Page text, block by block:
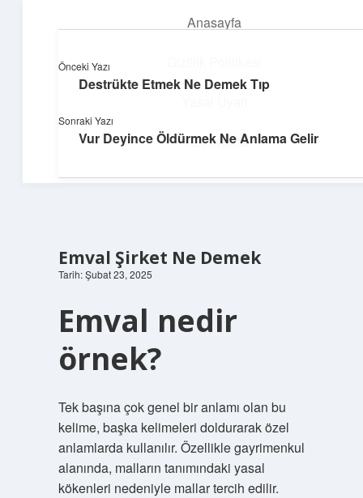
Anasayfa
Hakkımızda
Pratik Çözüm Rehberi
Hayatını kolaylaştıran zekice fikirler!
Emval Şirket Ne Demek
Tarih: Şubat 23, 2025
Emval nedir
örnek?
Tek başına çok genel bir anlamı olan bu
kelime, başka kelimeleri doldurarak özel
anlamlarda kullanılır. Özellikle gayrimenkul
alanında, malların tanımındaki yasal
kökenleri nedeniyle mallar tercih edilir.
Önceki Yazı
Destrükte Etmek Ne Demek Tıp
Sonraki Yazı
Vur Deyince Öldürmek Ne Anlama Gelir